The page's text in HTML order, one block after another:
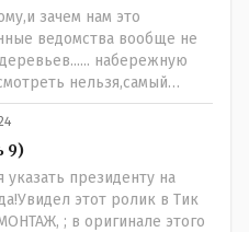
зачем нам это
ведомства вообще не
набережную
нельзя,самый
наших
исторические здания
века построить слабо.....Вы
учёный прошлись
сколько было
и в наше.......
9)
указать президенту на
этот ролик в Тик
; в оригинале этого